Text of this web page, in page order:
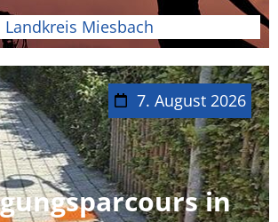
Landkreis Miesbach
7. August 2026
in